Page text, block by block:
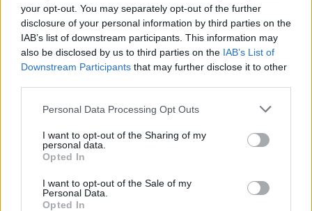
your opt-out. You may separately opt-out of the further
disclosure of your personal information by third parties on the
IAB’s list of downstream participants. This information may
also be disclosed by us to third parties on the IAB’s List of
Downstream Participants that may further disclose it to other
Please note that this website/app uses one or more Google
not limited to your visit or usage behaviour. You may click to
grant or deny consent to Google and its third-party tags to
use your data for below specified purposes in below Google
consent section.
Personal Data Processing Opt Outs
I want to opt-out of the Sharing of my
personal data.
Opted In
I want to opt-out of the Sale of my
Personal Data.
Opted In
2 napja
Ilyen lehet a jövő F1-es szabályrendszere Domenicali
szerint